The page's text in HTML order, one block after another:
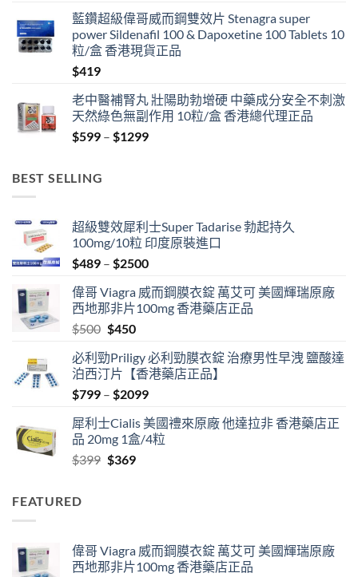
藍鑽超級偉哥威而鋼雙效片 Stenagra super
power Sildenafil 100 & Dapoxetine 100 Tablets 10
粒/盒 香港現貨正品
$419
老中醫補腎丸 壯陽助勃增硬 中藥成分安全不刺激
天然綠色無副作用 10粒/盒 香港總代理正品
$599 – $1299Price
BEST SELLING
超級雙效犀利士Super Tadarise 勃起持久
100mg/10粒 印度原裝進口
$489 – $2500Price
$489
through
偉哥 Viagra 威而鋼膜衣錠 萬艾可 美國輝瑞原廠
西地那非片100mg 香港藥店正品
$500 Original
was:
$500.
$450Current
is:
$450.
必利勁Priligy 必利勁膜衣錠 治療男性早洩 鹽酸達
泊西汀片【香港藥店正品】
$799 – $2099Price
$799
through
犀利士Cialis 美國禮來原廠 他達拉非 香港藥店正
品 20mg 1盒/4粒
$399 Original
$369Current
FEATURED
偉哥 Viagra 威而鋼膜衣錠 萬艾可 美國輝瑞原廠
西地那非片100mg 香港藥店正品